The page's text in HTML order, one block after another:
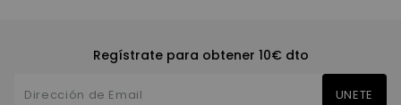
Regístrate para obtener 10€ dto
UNETE